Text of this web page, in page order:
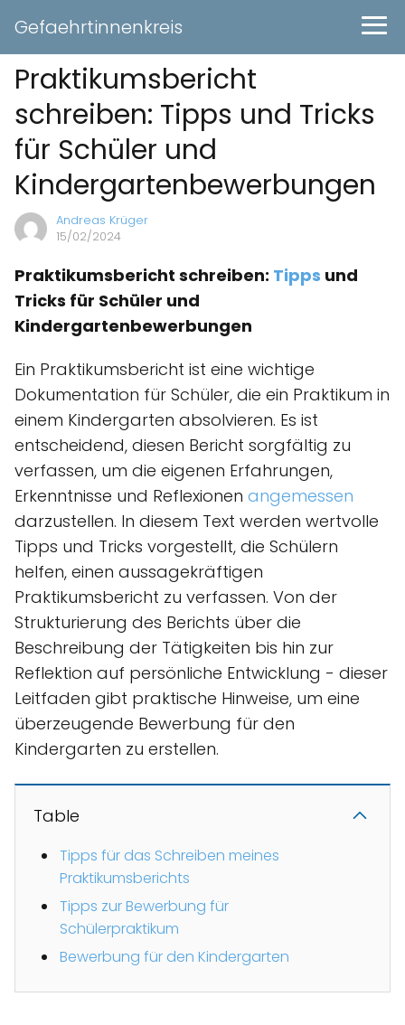
Gefaehrtinnenkreis
Praktikumsbericht
schreiben: Tipps und Tricks
für Schüler und
Kindergartenbewerbungen
Andreas Krüger
15/02/2024
Praktikumsbericht schreiben: Tipps und
Tricks für Schüler und
Kindergartenbewerbungen
Ein Praktikumsbericht ist eine wichtige
Dokumentation für Schüler, die ein Praktikum in
einem Kindergarten absolvieren. Es ist
entscheidend, diesen Bericht sorgfältig zu
verfassen, um die eigenen Erfahrungen,
Erkenntnisse und Reflexionen angemessen
darzustellen. In diesem Text werden wertvolle
Tipps und Tricks vorgestellt, die Schülern
helfen, einen aussagekräftigen
Praktikumsbericht zu verfassen. Von der
Strukturierung des Berichts über die
Beschreibung der Tätigkeiten bis hin zur
Reflektion auf persönliche Entwicklung - dieser
Leitfaden gibt praktische Hinweise, um eine
überzeugende Bewerbung für den
Kindergarten zu erstellen.
Table
Tipps für das Schreiben meines
Praktikumsberichts
Tipps zur Bewerbung für
Schülerpraktikum
Bewerbung für den Kindergarten